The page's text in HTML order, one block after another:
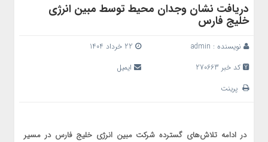
دریافت نشان وجدان محیط توسط مبین انرژی
خلیج فارس
نویسنده : admin
کد خبر 270663
ایمیل
پرینت
در ادامه تلاش‌های گسترده شرکت مبین انرژی خلیج فارس در مسیر